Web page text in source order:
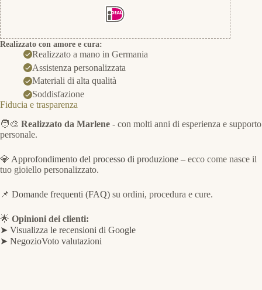
Realizzato con amore e cura:
Realizzato a mano in Germania
Assistenza personalizzata
Materiali di alta qualità
Soddisfazione
Fiducia e trasparenza
🧑‍🎨 Realizzato da Marlene - con molti anni di esperienza e supporto
personale.
💎 Approfondimento del processo di produzione – ecco come nasce il
tuo gioiello personalizzato.
📌 Domande frequenti (FAQ) su ordini, procedura e cure.
🌟 Opinioni dei clienti:
➤ Visualizza le recensioni di Google
➤ NegozioVoto valutazioni